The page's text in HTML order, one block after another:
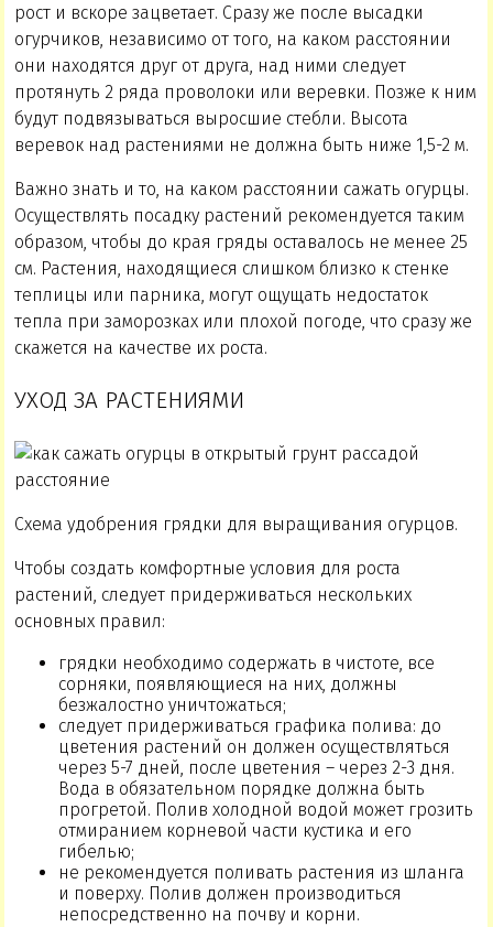
рост и вскоре зацветает. Сразу же после высадки
огурчиков, независимо от того, на каком расстоянии
они находятся друг от друга, над ними следует
протянуть 2 ряда проволоки или веревки. Позже к ним
будут подвязываться выросшие стебли. Высота
веревок над растениями не должна быть ниже 1,5-2 м.
Важно знать и то, на каком расстоянии сажать огурцы.
Осуществлять посадку растений рекомендуется таким
образом, чтобы до края гряды оставалось не менее 25
см. Растения, находящиеся слишком близко к стенке
теплицы или парника, могут ощущать недостаток
тепла при заморозках или плохой погоде, что сразу же
скажется на качестве их роста.
УХОД ЗА РАСТЕНИЯМИ
Схема удобрения грядки для выращивания огурцов.
Чтобы создать комфортные условия для роста
растений, следует придерживаться нескольких
основных правил:
грядки необходимо содержать в чистоте, все
сорняки, появляющиеся на них, должны
безжалостно уничтожаться;
следует придерживаться графика полива: до
цветения растений он должен осуществляться
через 5-7 дней, после цветения – через 2-3 дня.
Вода в обязательном порядке должна быть
прогретой. Полив холодной водой может грозить
отмиранием корневой части кустика и его
гибелью;
не рекомендуется поливать растения из шланга
и поверху. Полив должен производиться
непосредственно на почву и корни.